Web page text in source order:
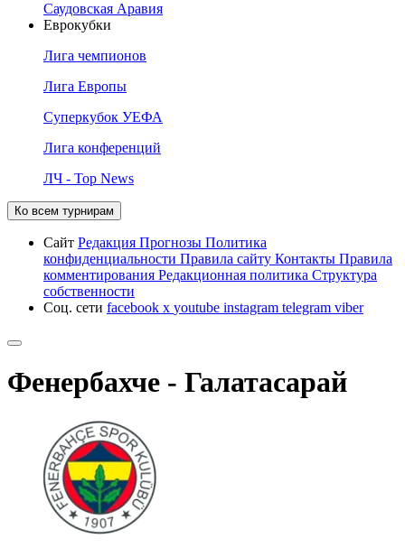
Саудовская Аравия
Еврокубки
Лига чемпионов
Лига Европы
Суперкубок УЕФА
Лига конференций
ЛЧ - Top News
Ко всем турнирам
Сайт Редакция Прогнозы Политика
конфиденциальности Правила сайту Контакты Правила
комментирования Редакционная политика Структура
собственности
Соц. сети facebook x youtube instagram telegram viber
Фенербахче - Галатасарай